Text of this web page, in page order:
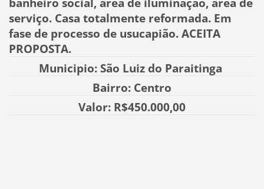
serviço. Casa totalmente reformada. Em
fase de processo de usucapião. ACEITA
PROPOSTA.
Municipio: São Luiz do Paraitinga
Bairro: Centro
Valor: R$450.000,00